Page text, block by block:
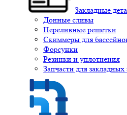
Закладные
Донные сливы
Переливные решетки
Скиммеры для
Форсунки
Резинки и уплотнения
Запчасти для закладных